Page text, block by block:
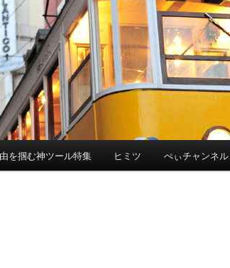
を掴む神ツール特集 ヒミツ ぺぃチャンネル